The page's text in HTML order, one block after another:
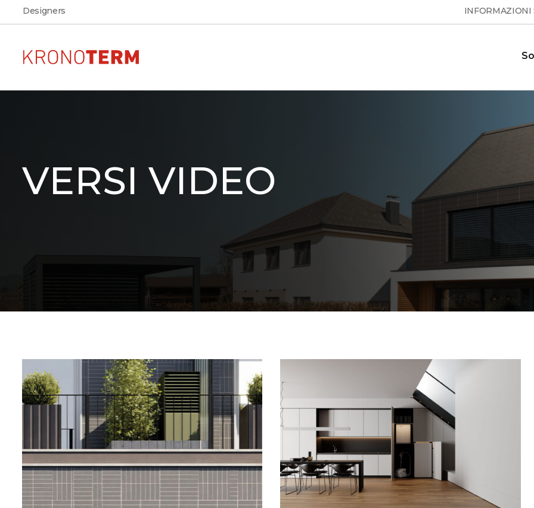
Una casa calda
Mappa delle pompe di calore
L'esperienza dei nostri clienti
Edifici commerciali e
Riscaldamento e raffreddamento dei
Recupero del calore residuo
Mappa delle pompe di calore
L'esperienza dei nostri clienti
ADAPT 2
Pompe di calore per acqua
ESSENTA
Risposte alle domande frequenti
Showroom
Il nostro showroom dove è
possibile vedere le nostre pompe di
calore
INFORMAZIONI
Designers
VERSI VIDEO